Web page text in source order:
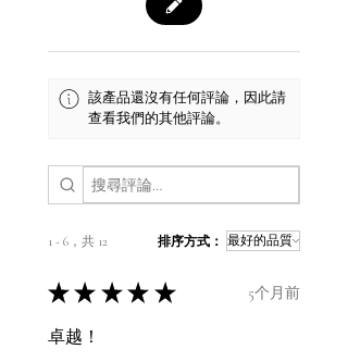
該產品還沒有任何評論，因此請
查看我們的其他評論。
1 - 6，共 12 排序方式：
★ ★ ★ ★ ★ 5个月前
卓越！